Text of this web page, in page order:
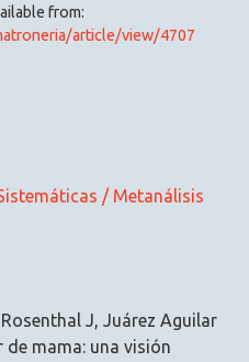
/ Metanálisis
from:
article/view/4707
J, Juárez Aguilar
de mama: una visión